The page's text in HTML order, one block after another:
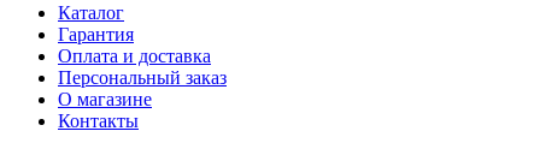
Каталог
Гарантия
Оплата и доставка
Персональный заказ
О магазине
Контакты